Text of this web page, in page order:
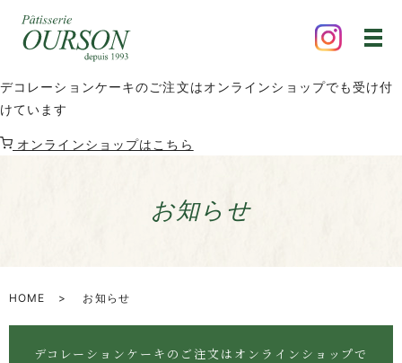
デコレーションケーキのご注文はオンラインショップでも受け付
けています
オンラインショップはこちら
お知らせ
HOME お知らせ
デコレーションケーキのご注文はオンラインショップで